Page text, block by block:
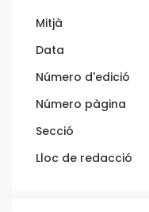
Mitjà
Data
Número d'edició
Número pàgina
Secció
Lloc de redacció